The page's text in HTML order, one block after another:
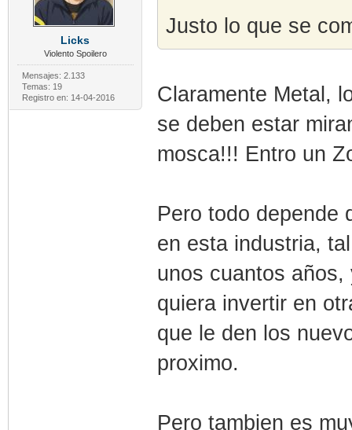
Licks
Violento Spoilero
Mensajes: 2.133
Temas: 19
Registro en: 14-04-2016
Justo lo que se
Claramente Metal,
se deben estar
mosca!!! Entro un
Pero todo depende
en esta industria,
unos cuantos
quiera invertir en
que le den los
proximo.
Pero tambien es